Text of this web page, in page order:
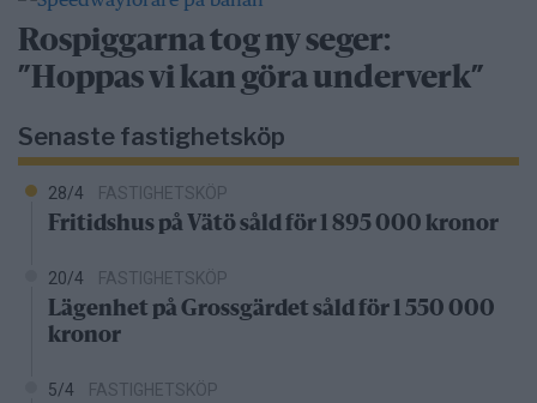
Rospiggarna tog ny seger:
”Hoppas vi kan göra underverk”
Senaste fastighetsköp
28/4 FASTIGHETSKÖP
Fritidshus på Vätö såld för 1 895 000 kronor
20/4 FASTIGHETSKÖP
Lägenhet på Grossgärdet såld för 1 550 000
kronor
5/4 FASTIGHETSKÖP